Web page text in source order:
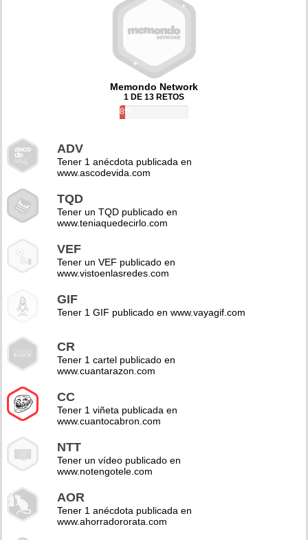
Memondo Network
1 DE 13 RETOS
8%
ADV
Tener 1 anécdota publicada en
www.ascodevida.com
TQD
Tener un TQD publicado en
www.teniaquedecirlo.com
VEF
Tener un VEF publicado en
www.vistoenlasredes.com
GIF
Tener 1 GIF publicado en www.vayagif.com
CR
Tener 1 cartel publicado en
www.cuantarazon.com
CC
Tener 1 viñeta publicada en
www.cuantocabron.com
NTT
Tener un vídeo publicado en
www.notengotele.com
AOR
Tener 1 anécdota publicada en
www.ahorradororata.com